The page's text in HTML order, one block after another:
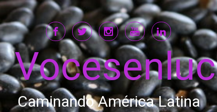
Saltar al contenido principal
Caminando América Latina